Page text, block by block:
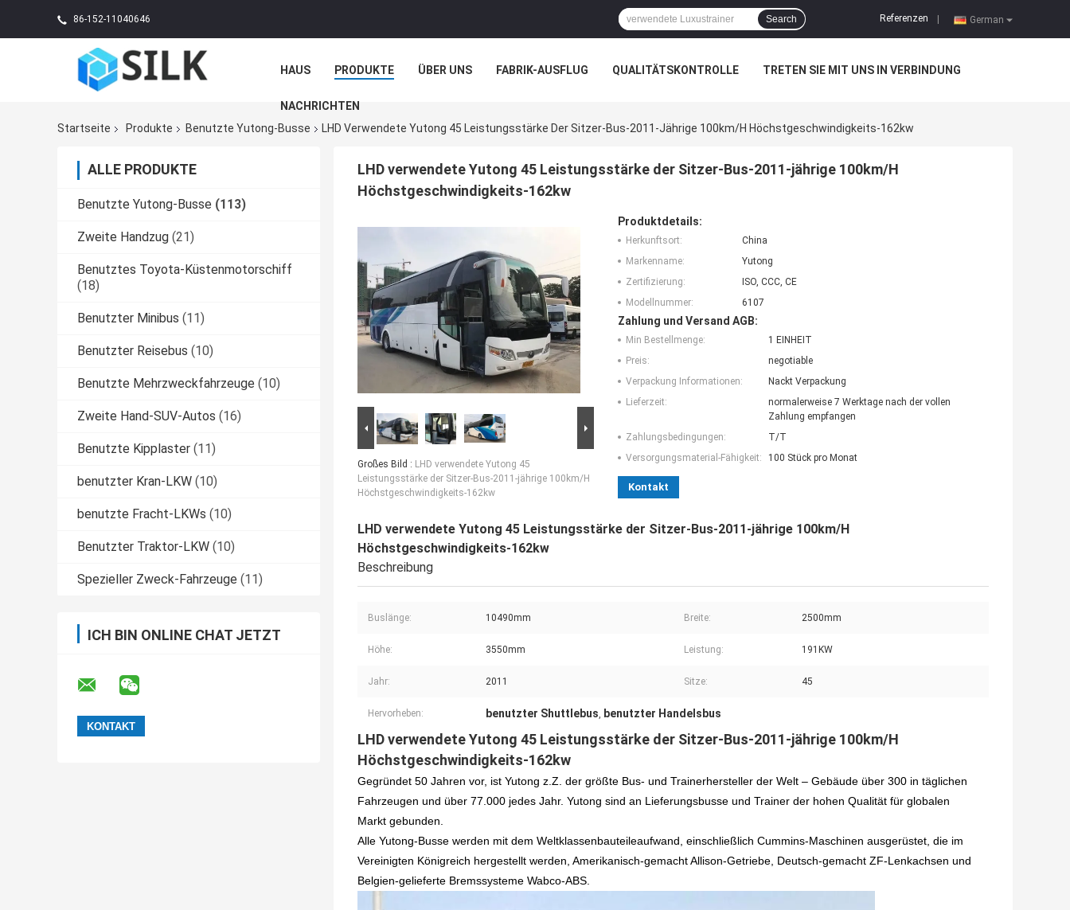
86-152-11040646 German
Referenzen
Search
HAUS PRODUKTE ÜBER UNS FABRIK-AUSFLUG QUALITÄTSKONTROLLE TRETEN SIE MIT UNS IN VERBINDUNG
NACHRICHTEN
Startseite
Produkte Benutzte Yutong-Busse LHD Verwendete Yutong 45 Leistungsstärke Der Sitzer-Bus-2011-Jährige 100km/H Höchstgeschwindigkeits-162kw
ALLE PRODUKTE
Benutzte Yutong-Busse (113)
Zweite Handzug (21)
Benutztes Toyota-Küstenmotorschiff
(18)
Benutzter Minibus (11)
Benutzter Reisebus (10)
Benutzte Mehrzweckfahrzeuge (10)
Zweite Hand-SUV-Autos (16)
Benutzte Kipplaster (11)
benutzter Kran-LKW (10)
benutzte Fracht-LKWs (10)
Benutzter Traktor-LKW (10)
Spezieller Zweck-Fahrzeuge (11)
ICH BIN ONLINE CHAT JETZT
LHD verwendete Yutong 45 Leistungsstärke der Sitzer-Bus-2011-jährige 100km/H
Höchstgeschwindigkeits-162kw
Großes Bild : LHD verwendete Yutong 45
Leistungsstärke der Sitzer-Bus-2011-jährige 100km/H
Höchstgeschwindigkeits-162kw
Produktdetails:
Herkunftsort:
China
Markenname:
Yutong
Zertifizierung:
ISO, CCC, CE
Modellnummer:
6107
Zahlung und Versand AGB:
Min Bestellmenge:
1 EINHEIT
Preis:
negotiable
Verpackung Informationen:
Nackt Verpackung
Lieferzeit:
normalerweise 7 Werktage nach der vollen
Zahlung empfangen
Zahlungsbedingungen:
T/T
Versorgungsmaterial-Fähigkeit:
100 Stück pro Monat
Kontakt
LHD verwendete Yutong 45 Leistungsstärke der Sitzer-Bus-2011-jährige 100km/H
Höchstgeschwindigkeits-162kw
Beschreibung
Buslänge: 10490mm Breite: 2500mm
Höhe: 3550mm Leistung: 191KW
Jahr: 2011 Sitze: 45
Hervorheben: benutzter Shuttlebus, benutzter Handelsbus
LHD verwendete Yutong 45 Leistungsstärke der Sitzer-Bus-2011-jährige 100km/H
Höchstgeschwindigkeits-162kw
Gegründet 50 Jahren vor, ist Yutong z.Z. der größte Bus- und Trainerhersteller der Welt – Gebäude über 300 in täglichen
Fahrzeugen und über 77.000 jedes Jahr. Yutong sind an Lieferungsbusse und Trainer der hohen Qualität für globalen
Markt gebunden.
Alle Yutong-Busse werden mit dem Weltklassenbauteileaufwand, einschließlich Cummins-Maschinen ausgerüstet, die im
Vereinigten Königreich hergestellt werden, Amerikanisch-gemacht Allison-Getriebe, Deutsch-gemacht ZF-Lenkachsen und
Belgien-gelieferte Bremssysteme Wabco-ABS.